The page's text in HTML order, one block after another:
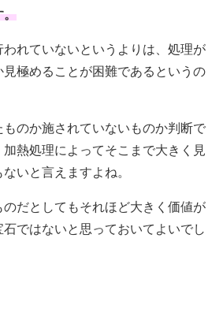
。
れていないというよりは、処理が
極めることが困難であるというの
ものか施されていないものか判断で
熱処理によってそこまで大きく見
いと言えますよね。
だとしてもそれほど大きく価値が
ではないと思っておいてよいでし